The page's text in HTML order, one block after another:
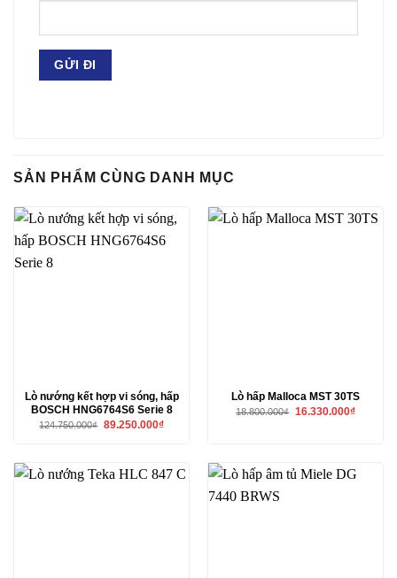
SẢN PHẨM CÙNG DANH MỤC
Lò nướng kết hợp vi sóng, hấp
BOSCH HNG6764S6 Serie 8
124.750.000₫ Giá
89.250.000₫Giá
89.250.000₫.
Lò hấp Malloca MST 30TS
18.800.000₫ Giá
16.330.000₫Giá